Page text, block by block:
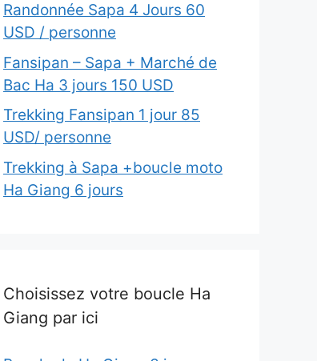
Randonnée Sapa 4 Jours 60
USD / personne
Fansipan – Sapa + Marché de
Bac Ha 3 jours 150 USD
Trekking Fansipan 1 jour 85
USD/ personne
Trekking à Sapa +boucle moto
Ha Giang 6 jours
Choisissez votre boucle Ha
Giang par ici